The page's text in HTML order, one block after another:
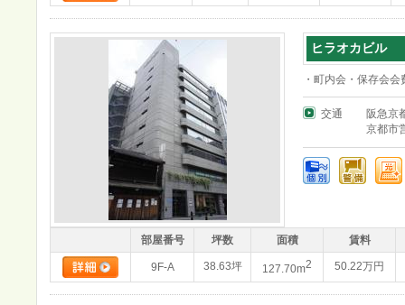
ヒラオカビル
・町内会・保存会
交通
阪急京
京都市
部屋番号 坪数 面積 賃料
9F-A 38.63坪 127.70m2 50.22万円